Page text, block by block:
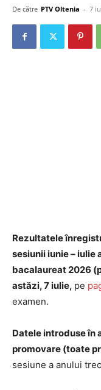
De către PTV Oltenia - 7
Rezultatele
sesiunii iunie – iulie
bacalaureat 2026
astăzi, 7 iulie, pe
examen.
Datele introduse în
promovare (toate
sesiune a anului